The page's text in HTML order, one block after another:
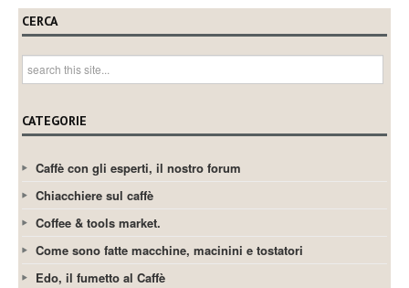
CERCA
CATEGORIE
Caffè con gli esperti, il nostro forum
Chiacchiere sul caffè
Coffee & tools market.
Come sono fatte macchine, macinini e tostatori
Edo, il fumetto al Caffè